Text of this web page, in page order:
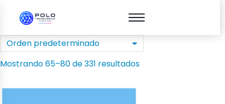
Mostrando 65–80 de 331 resultados